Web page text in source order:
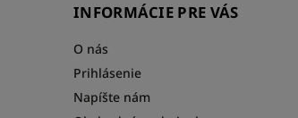
INFORMÁCIE PRE VÁS
O nás
Prihlásenie
Napíšte nám